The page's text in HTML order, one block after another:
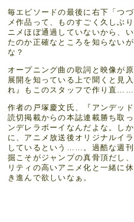
毎エピソードの最後に右下「つ
メ作品って、ものすごく久しぶ
ニメほぼ通過していないから、
たのか正確なところを知らない
な？
オープニング曲の歌詞と映像が
展開を知っている上で聞くと見
れ』もこのスタッフで作り直……
作者の戸塚慶文氏、『アンデッ
読切掲載からの本誌連載勝ち取
ンデレラボーイなんだよな。し
に、アニメ放送後オリジナルイ
しているという……。過酷な週
掘こそがジャンプの真骨頂だし
リティの高いアニメ化と一緒に
き進んで欲しいなぁ。